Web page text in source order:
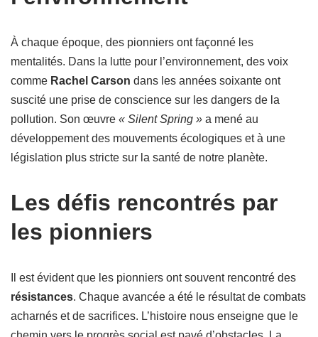
À chaque époque, des pionniers ont façonné les
mentalités. Dans la lutte pour l’environnement, des voix
comme Rachel Carson dans les années soixante ont
suscité une prise de conscience sur les dangers de la
pollution. Son œuvre « Silent Spring » a mené au
développement des mouvements écologiques et à une
législation plus stricte sur la santé de notre planète.
Les défis rencontrés par
les pionniers
Il est évident que les pionniers ont souvent rencontré des
résistances. Chaque avancée a été le résultat de combats
acharnés et de sacrifices. L’histoire nous enseigne que le